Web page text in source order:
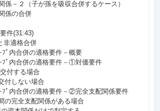
－２（子が孫を吸収合併するケース）
の合併
件(31:43)
適格合併
内合併の適格要件－概要
ﾟ内合併の適格要件－①対価要件
付する場合
しない場合
内合併の適格要件－②完全支配関係要件
完全支配関係がある場合